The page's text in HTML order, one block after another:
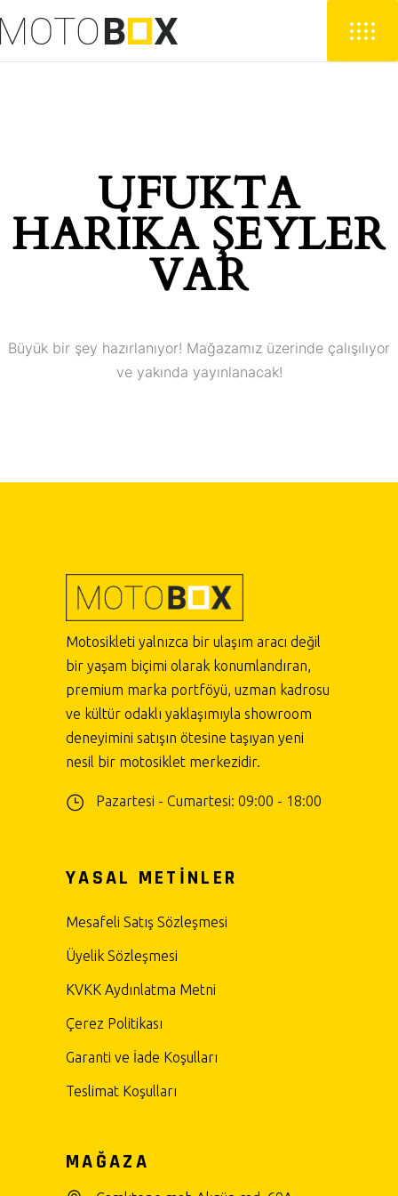
UFUKTA
HARIKA ŞEYLER
VAR
Büyük bir şey hazırlanıyor! Mağazamız üzerinde çalışılıyor
ve yakında yayınlanacak!
Motosikleti yalnızca bir ulaşım aracı değil
bir yaşam biçimi olarak konumlandıran,
premium marka portföyü, uzman kadrosu
ve kültür odaklı yaklaşımıyla showroom
deneyimini satışın ötesine taşıyan yeni
nesil bir motosiklet merkezidir.
Pazartesi - Cumartesi: 09:00 - 18:00
YASAL METİNLER
Mesafeli Satış Sözleşmesi
Üyelik Sözleşmesi
KVKK Aydınlatma Metni
Çerez Politikası
Garanti ve İade Koşulları
Teslimat Koşulları
MAĞAZA